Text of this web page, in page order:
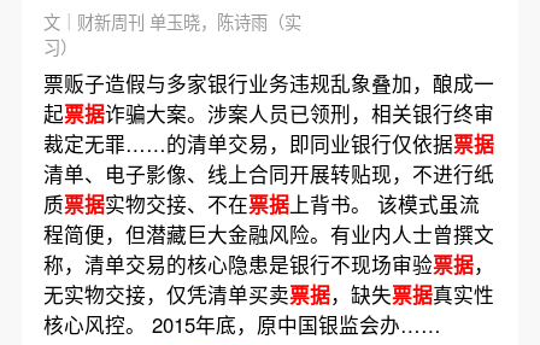
文｜财新周刊 单玉晓，陈诗雨（实
习）
票贩子造假与多家银行业务违规乱象叠加，酿成一
起票据诈骗大案。涉案人员已领刑，相关银行终审
裁定无罪……的清单交易，即同业银行仅依据票据
清单、电子影像、线上合同开展转贴现，不进行纸
质票据实物交接、不在票据上背书。 该模式虽流
程简便，但潜藏巨大金融风险。有业内人士曾撰文
称，清单交易的核心隐患是银行不现场审验票据，
无实物交接，仅凭清单买卖票据，缺失票据真实性
核心风控。 2015年底，原中国银监会办……